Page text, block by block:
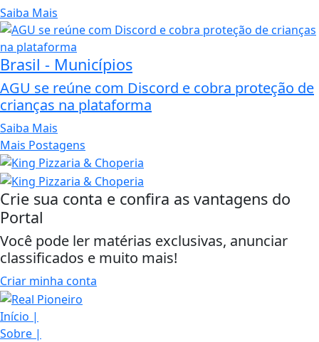
Saiba Mais
Brasil - Municípios
AGU se reúne com Discord e cobra proteção de
crianças na plataforma
Saiba Mais
Mais Postagens
Crie sua conta e confira as vantagens do
Portal
Você pode ler matérias exclusivas, anunciar
classificados e muito mais!
Criar minha conta
Início |
Sobre |